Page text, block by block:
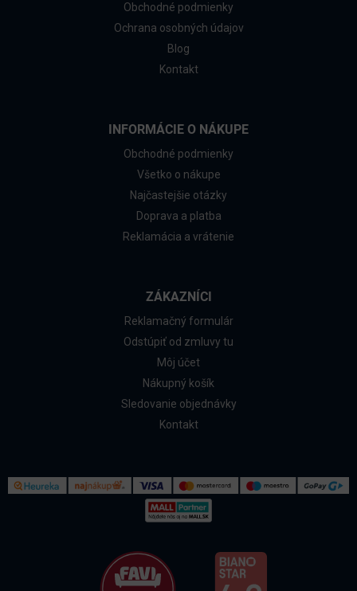
Obchodné podmienky
Ochrana osobných údajov
Blog
Kontakt
INFORMÁCIE O NÁKUPE
Obchodné podmienky
Všetko o nákupe
Najčastejšie otázky
Doprava a platba
Reklamácia a vrátenie
ZÁKAZNÍCI
Reklamačný formulár
Odstúpiť od zmluvy tu
Môj účet
Nákupný košík
Sledovanie objednávky
Kontakt